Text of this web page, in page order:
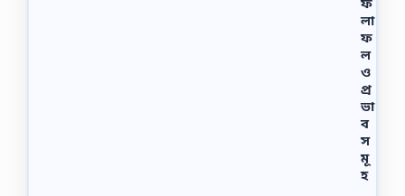
লা
ফ
ল
ও
প্র
ভা
ব
স
মূ
হ